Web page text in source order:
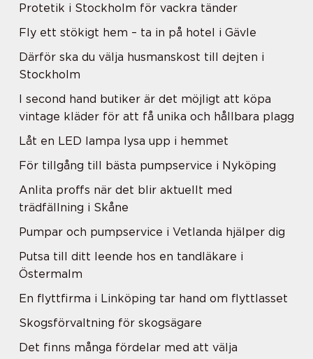
Protetik i Stockholm för vackra tänder
Fly ett stökigt hem – ta in på hotel i Gävle
Därför ska du välja husmanskost till dejten i
Stockholm
I second hand butiker är det möjligt att köpa
vintage kläder för att få unika och hållbara plagg
Låt en LED lampa lysa upp i hemmet
För tillgång till bästa pumpservice i Nyköping
Anlita proffs när det blir aktuellt med
trädfällning i Skåne
Pumpar och pumpservice i Vetlanda hjälper dig
Putsa till ditt leende hos en tandläkare i
Östermalm
En flyttfirma i Linköping tar hand om flyttlasset
Skogsförvaltning för skogsägare
Det finns många fördelar med att välja